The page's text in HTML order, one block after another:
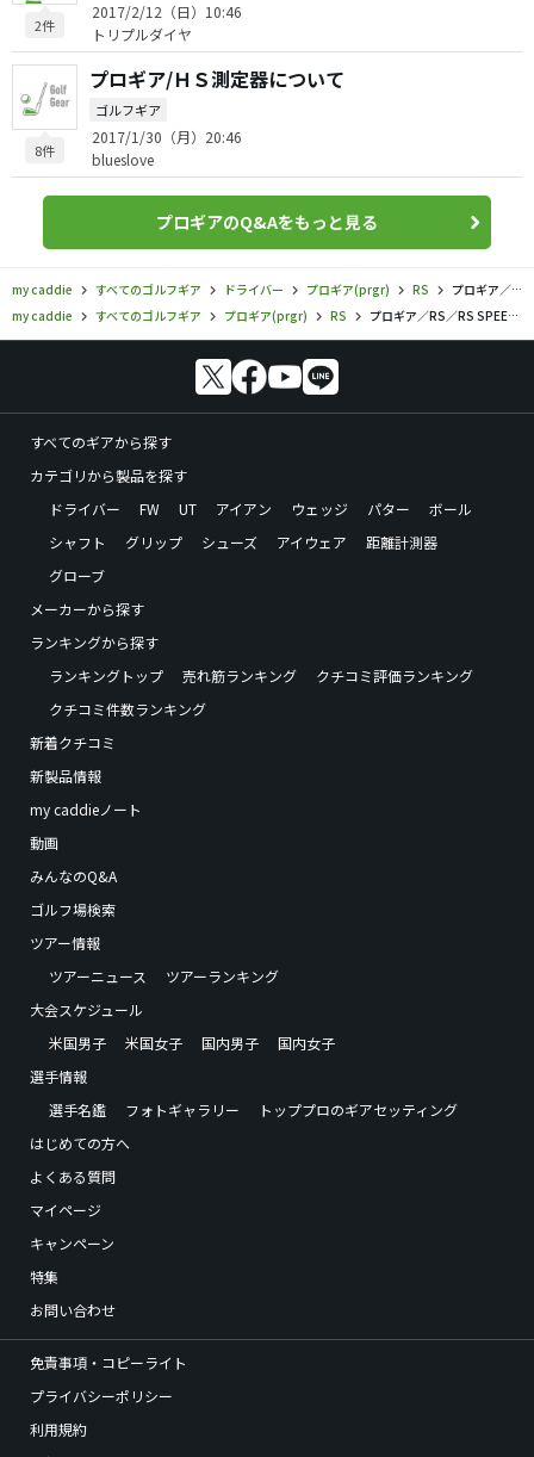
2件
2017/2/12（日）10:46
トリプルダイヤ
8件
プロギア/ＨＳ測定器について
ゴルフギア
2017/1/30（月）20:46
blueslove
プロギアのQ&Aをもっと見る
my caddie すべてのゴルフギア ドライバー プロギア(prgr) RS
プロギア／RS／RS SPEED ドライバーの口コミ評価
my caddie
すべてのゴルフギア プロギア(prgr) RS プロギア／RS／RS SPEED ドライバーの口コミ評価
すべてのギアから探す
カテゴリから製品を探す
ドライバー
FW UT アイアン ウェッジ パター
ボール
シャフト
グリップ シューズ アイウェア
距離計測器
グローブ
メーカーから探す
ランキングから探す
ランキングトップ
売れ筋ランキング
クチコミ評価ランキング
クチコミ件数ランキング
新着クチコミ
新製品情報
my caddieノート
動画
みんなのQ&A
ゴルフ場検索
ツアー情報
ツアーニュース
ツアーランキング
大会スケジュール
米国男子
米国女子 国内男子
国内女子
選手情報
選手名鑑
フォトギャラリー
トッププロのギアセッティング
はじめての方へ
よくある質問
マイページ
キャンペーン
特集
お問い合わせ
免責事項・コピーライト
プライバシーポリシー
利用規約